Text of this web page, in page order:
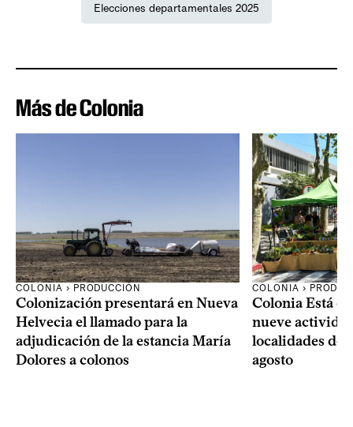
Elecciones departamentales 2025
Más de Colonia
COLONIA › PRODUCCIÓN
Colonización presentará en Nueva
Helvecia el llamado para la
adjudicación de la estancia María
Dolores a colonos
COLONIA ›
Colonia Está
nueve
localidades del
agosto